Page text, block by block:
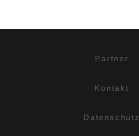
Partner
Kontakt
Datenschutz